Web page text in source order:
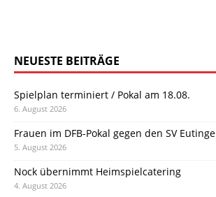
NEUESTE BEITRÄGE
Spielplan terminiert / Pokal am 18.08.
6. August 2026
Frauen im DFB-Pokal gegen den SV
5. August 2026
Nock übernimmt Heimspielcatering
4. August 2026